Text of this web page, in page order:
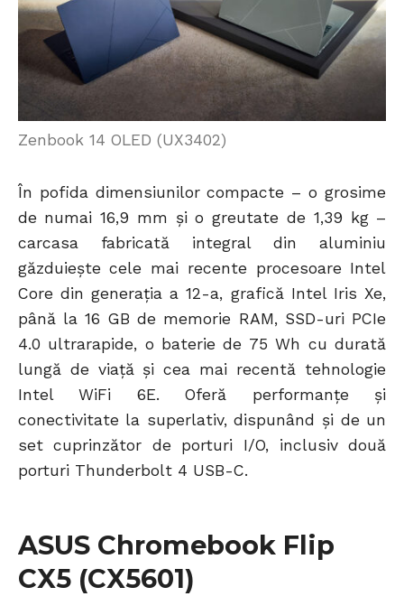
Zenbook 14 OLED (UX3402)
În pofida dimensiunilor compacte – o grosime
de numai 16,9 mm și o greutate de 1,39 kg –
carcasa fabricată integral din aluminiu
găzduiește cele mai recente procesoare Intel
Core din generația a 12-a, grafică Intel Iris Xe,
până la 16 GB de memorie RAM, SSD-uri PCIe
4.0 ultrarapide, o baterie de 75 Wh cu durată
lungă de viață și cea mai recentă tehnologie
Intel WiFi 6E. Oferă performanțe și
conectivitate la superlativ, dispunând și de un
set cuprinzător de porturi I/O, inclusiv două
porturi Thunderbolt 4 USB-C.
ASUS Chromebook Flip
CX5 (CX5601)